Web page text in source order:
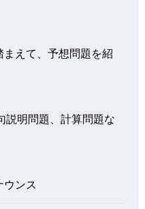
えて、予想問題を紹
説明問題、計算問題な
ウンス